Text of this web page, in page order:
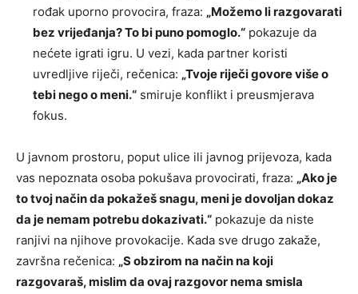
rođak uporno provocira, fraza: „Možemo li razgovarati
bez vrijeđanja? To bi puno pomoglo.“ pokazuje da
nećete igrati igru. U vezi, kada partner koristi
uvredljive riječi, rečenica: „Tvoje riječi govore više o
tebi nego o meni.“ smiruje konflikt i preusmjerava
fokus.
U javnom prostoru, poput ulice ili javnog prijevoza, kada
vas nepoznata osoba pokušava provocirati, fraza: „Ako je
to tvoj način da pokažeš snagu, meni je dovoljan dokaz
da je nemam potrebu dokazivati.“ pokazuje da niste
ranjivi na njihove provokacije. Kada sve drugo zakaže,
završna rečenica: „S obzirom na način na koji
razgovaraš, mislim da ovaj razgovor nema smisla